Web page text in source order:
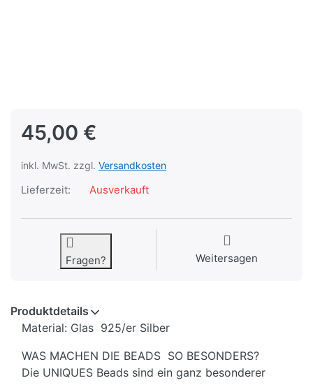
45,00 €
inkl. MwSt. zzgl. Versandkosten
Lieferzeit: Ausverkauft
Fragen? Weitersagen
Produktdetails
Material: Glas 925/er Silber
WAS MACHEN DIE BEADS SO BESONDERS?
Die UNIQUES Beads sind ein ganz besonderer